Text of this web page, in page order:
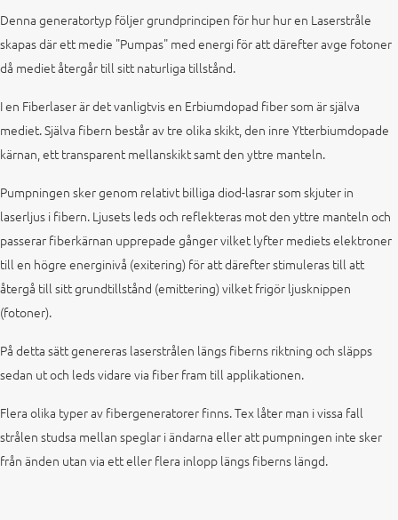
Denna generatortyp följer grundprincipen för hur hur en Laserstråle
skapas där ett medie "Pumpas" med energi för att därefter avge fotoner
då mediet återgår till sitt naturliga tillstånd.
I en Fiberlaser är det vanligtvis en Erbiumdopad fiber som är själva
mediet. Själva fibern består av tre olika skikt, den inre Ytterbiumdopade
kärnan, ett transparent mellanskikt samt den yttre manteln.
Pumpningen sker genom relativt billiga diod-lasrar som skjuter in
laserljus i fibern. Ljusets leds och reflekteras mot den yttre manteln och
passerar fiberkärnan upprepade gånger vilket lyfter mediets elektroner
till en högre energinivå (exitering) för att därefter stimuleras till att
återgå till sitt grundtillstånd (emittering) vilket frigör ljusknippen
(fotoner).
På detta sätt genereras laserstrålen längs fiberns riktning och släpps
sedan ut och leds vidare via fiber fram till applikationen.
Flera olika typer av fibergeneratorer finns. Tex låter man i vissa fall
strålen studsa mellan speglar i ändarna eller att pumpningen inte sker
från änden utan via ett eller flera inlopp längs fiberns längd.